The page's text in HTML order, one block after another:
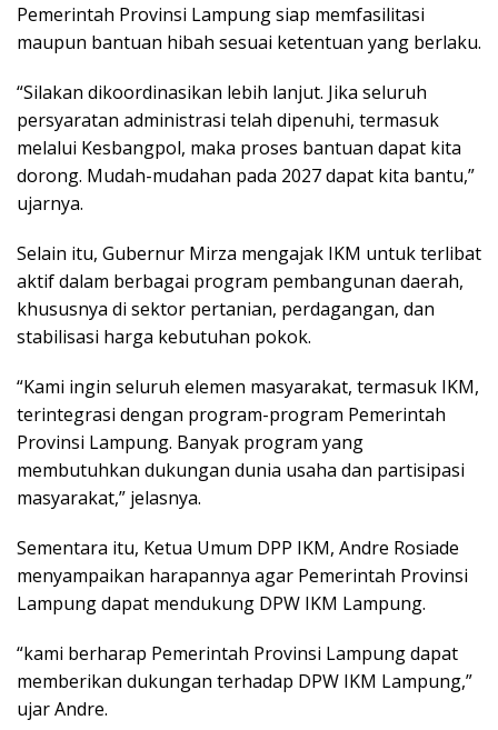
Pemerintah Provinsi Lampung siap memfasilitasi
maupun bantuan hibah sesuai ketentuan yang berlaku.
“Silakan dikoordinasikan lebih lanjut. Jika seluruh
persyaratan administrasi telah dipenuhi, termasuk
melalui Kesbangpol, maka proses bantuan dapat kita
dorong. Mudah-mudahan pada 2027 dapat kita bantu,”
ujarnya.
Selain itu, Gubernur Mirza mengajak IKM untuk terlibat
aktif dalam berbagai program pembangunan daerah,
khususnya di sektor pertanian, perdagangan, dan
stabilisasi harga kebutuhan pokok.
“Kami ingin seluruh elemen masyarakat, termasuk IKM,
terintegrasi dengan program-program Pemerintah
Provinsi Lampung. Banyak program yang
membutuhkan dukungan dunia usaha dan partisipasi
masyarakat,” jelasnya.
Sementara itu, Ketua Umum DPP IKM, Andre Rosiade
menyampaikan harapannya agar Pemerintah Provinsi
Lampung dapat mendukung DPW IKM Lampung.
“kami berharap Pemerintah Provinsi Lampung dapat
memberikan dukungan terhadap DPW IKM Lampung,”
ujar Andre.